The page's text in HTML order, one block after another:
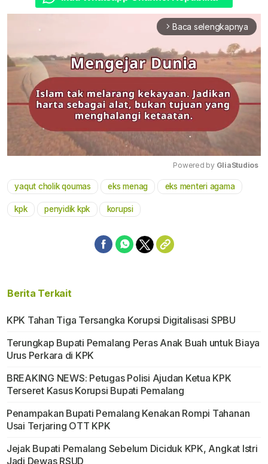
arrow_forward_ios Baca selengkapnya
Mute
Powered by GliaStudios
yaqut cholik qoumas eks menag eks menteri agama
kpk penyidik kpk korupsi
Berita Terkait
KPK Tahan Tiga Tersangka Korupsi Digitalisasi SPBU
Terungkap Bupati Pemalang Peras Anak Buah untuk Biaya
Urus Perkara di KPK
BREAKING NEWS: Petugas Polisi Ajudan Ketua KPK
Terseret Kasus Korupsi Bupati Pemalang
Penampakan Bupati Pemalang Kenakan Rompi Tahanan
Usai Terjaring OTT KPK
Jejak Bupati Pemalang Sebelum Diciduk KPK, Angkat Istri
Jadi Dewas RSUD